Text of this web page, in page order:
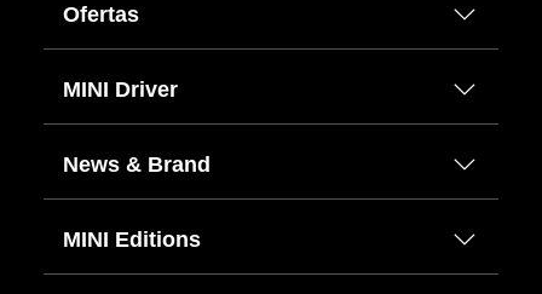
Ofertas
MINI Driver
News & Brand
MINI Editions